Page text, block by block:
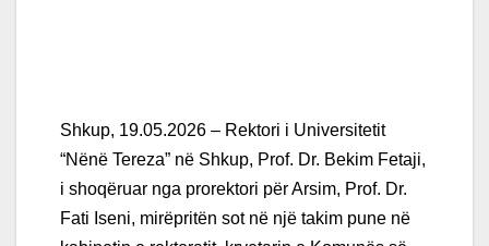
Shkup, 19.05.2026 – Rektori i Universitetit
“Nënë Tereza” në Shkup, Prof. Dr. Bekim Fetaji,
i shoqëruar nga prorektori për Arsim, Prof. Dr.
Fati Iseni, mirëpritën sot në një takim pune në